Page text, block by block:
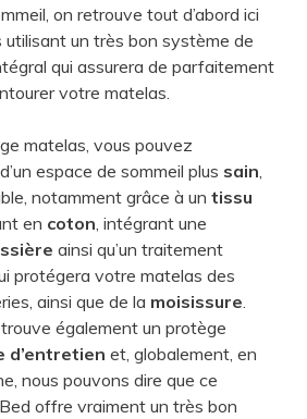
on retrouve tout d’abord ici
un très bon système de
qui assurera de parfaitement
votre matelas.
matelas, vous pouvez
espace de sommeil plus sain
notamment grâce à un tissu
en coton , intégrant une
ainsi qu’un traitement
protégera votre matelas des
ainsi que de la moisissure
également un protège
d’entretien et, globalement, en
nous pouvons dire que ce
offre vraiment un très bon